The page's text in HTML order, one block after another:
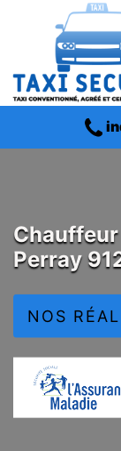
Chauffeur
Perray
NOS